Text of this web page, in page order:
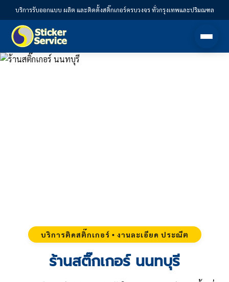
บริการรับออกแบบ ผลิต และติดตั้งสติ๊กเกอร์ครบวงจร ทั่วกรุงเทพและปริมณฑล
บริการติดสติ๊กเกอร์ • งานละเอียด ประณีต
ร้านสติ๊กเกอร์ นนทบุรี